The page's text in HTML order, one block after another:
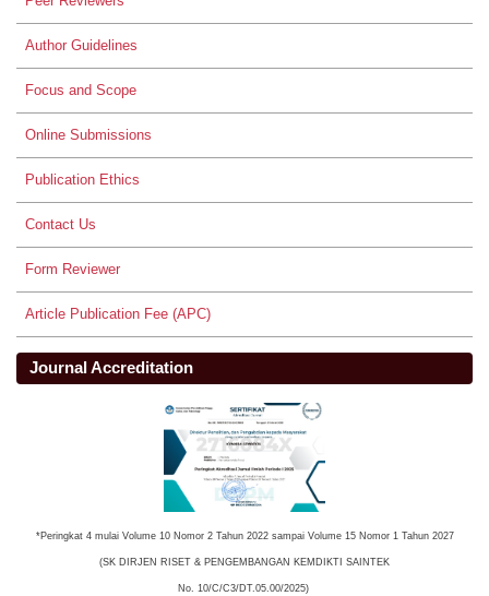
Author Guidelines
Focus and Scope
Online Submissions
Publication Ethics
Contact Us
Form Reviewer
Article Publication Fee (APC)
Journal Accreditation
*Peringkat 4 mulai Volume 10 Nomor 2 Tahun 2022 sampai Volume 15 Nomor 1 Tahun 2027
(SK DIRJEN RISET & PENGEMBANGAN KEMDIKTI SAINTEK
No. 10/C/C3/DT.05.00/2025)